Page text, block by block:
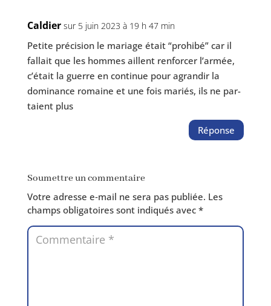
Caldier sur 5 juin 2023 à 19 h 47 min
Petite pré­ci­sion le mariage était “pro­hi­bé” car il
fal­lait que les hommes aillent ren­for­cer l’ar­mée,
c’é­tait la guerre en conti­nue pour agran­dir la
domi­nance romaine et une fois mariés, ils ne par­
taient plus
Réponse
Soumettre un commentaire
Votre adresse e‑mail ne sera pas publiée. Les
champs obli­ga­toires sont indi­qués avec *